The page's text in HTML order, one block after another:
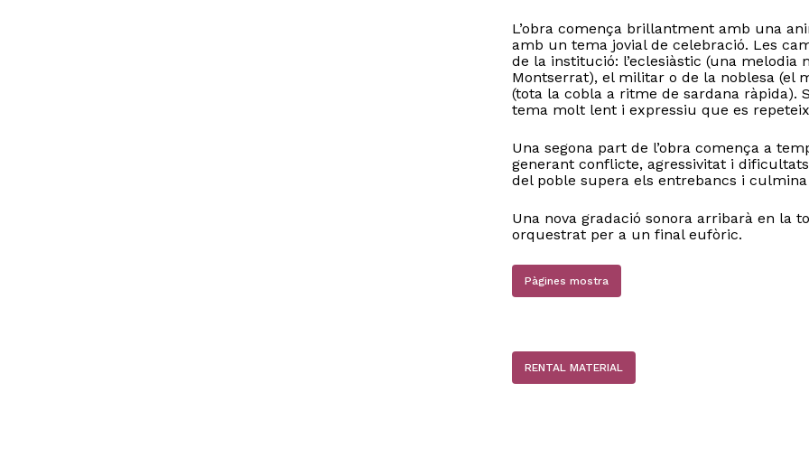
L’obra comença brillantment amb una
amb un tema jovial de celebració. Les
de la institució: l’eclesiàstic (una
Montserrat), el militar o de la noblesa (el
(tota la cobla a ritme de sardana ràpida).
tema molt lent i expressiu que es
Una segona part de l’obra comença a
generant conflicte, agressivitat i
del poble supera els entrebancs i culmina
Una nova gradació sonora arribarà en la
orquestrat per a un final eufòric.
Pàgines mostra
RENTAL MATERIAL